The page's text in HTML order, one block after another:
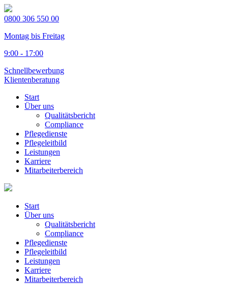
0800 306 550 00
Montag bis Freitag
9:00 - 17:00
Schnellbewerbung
Klientenberatung
Start
Über uns
Qualitätsbericht
Compliance
Pflegedienste
Pflegeleitbild
Leistungen
Karriere
Mitarbeiterbereich
Start
Über uns
Qualitätsbericht
Compliance
Pflegedienste
Pflegeleitbild
Leistungen
Karriere
Mitarbeiterbereich